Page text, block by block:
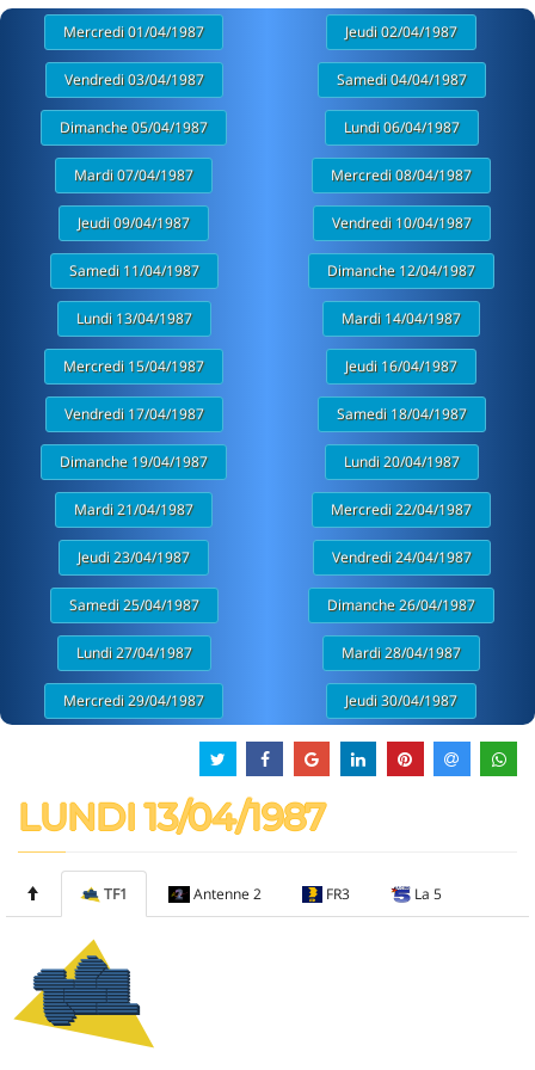
Mercredi 01/04/1987 Jeudi 02/04/1987
Vendredi 03/04/1987 Samedi 04/04/1987
Dimanche 05/04/1987 Lundi 06/04/1987
Mardi 07/04/1987 Mercredi 08/04/1987
Jeudi 09/04/1987 Vendredi 10/04/1987
Samedi 11/04/1987 Dimanche 12/04/1987
Lundi 13/04/1987 Mardi 14/04/1987
Mercredi 15/04/1987 Jeudi 16/04/1987
Vendredi 17/04/1987 Samedi 18/04/1987
Dimanche 19/04/1987 Lundi 20/04/1987
Mardi 21/04/1987 Mercredi 22/04/1987
Jeudi 23/04/1987 Vendredi 24/04/1987
Samedi 25/04/1987 Dimanche 26/04/1987
Lundi 27/04/1987 Mardi 28/04/1987
Mercredi 29/04/1987 Jeudi 30/04/1987
LUNDI 13/04/1987
TF1 Antenne 2 FR3 La 5